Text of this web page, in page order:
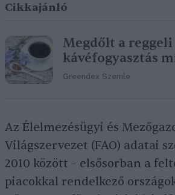
Cikkajánló
Megdőlt a reggeli
kávéfogyasztás
Greendex Szemle
Az Élelmezésügyi és
Világszervezet (FAO) adatai
2010 között – elsősorban a
piacokkal rendelkező